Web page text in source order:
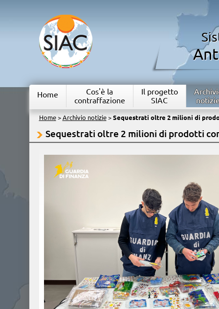
Home
Cos'è la
contraffazione
Il progetto
SIAC
Home> Archivio notizie> Sequestrati oltre 2 milioni di
Sequestrati oltre 2 milioni di prodotti